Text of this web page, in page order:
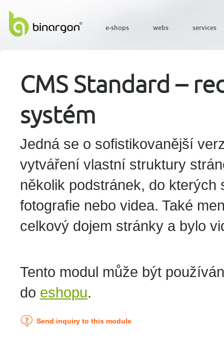
CMS Standard –
systém
Jedná se o sofistikovanější
vytváření vlastní struktury
několik podstránek, do
fotografie nebo videa. Také
celkový dojem stránky a bylo
Tento modul může být
do eshopu.
Send inquiry to this module
e-shops webs services